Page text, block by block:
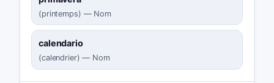
(printemps) — Nom
calendario
(calendrier) — Nom